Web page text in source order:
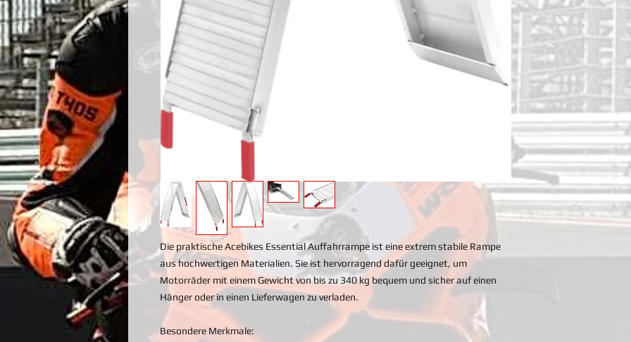
Die praktische Acebikes Essential Auffahrrampe ist eine extrem stabile Rampe
aus hochwertigen Materialien. Sie ist hervorragend dafür geeignet, um
Motorräder mit einem Gewicht von bis zu 340 kg bequem und sicher auf einen
Hänger oder in einen Lieferwagen zu verladen.
Besondere Merkmale: